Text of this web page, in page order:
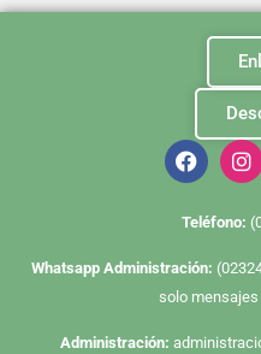
Teléfono:
Whatsapp Administración:
solo
Administración: